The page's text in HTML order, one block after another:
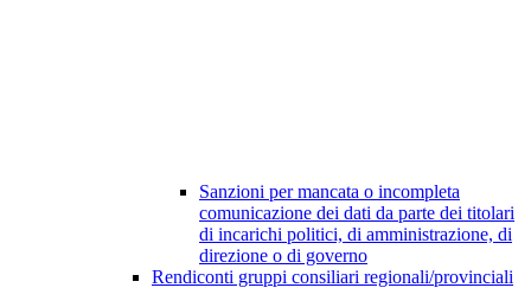
Sanzioni per mancata o incompleta
comunicazione dei dati da parte dei titolari
di incarichi politici, di amministrazione, di
direzione o di governo
Rendiconti gruppi consiliari regionali/provinciali